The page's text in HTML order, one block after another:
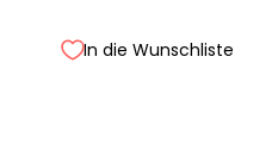
In die Wunschliste